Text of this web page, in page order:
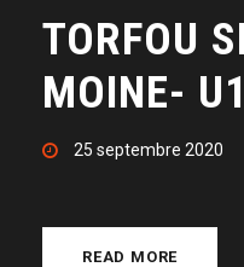
TORFOU
MOINE-
25 septembre 2020
READ MORE